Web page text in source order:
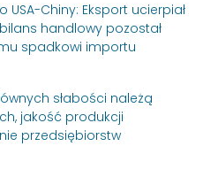
USA-Chiny: Eksport ucierpiał
handlowy pozostał
spadkowi importu
słabości należą
jakość produkcji
przedsiębiorstw